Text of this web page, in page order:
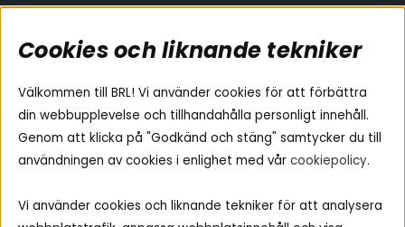
Områden
Billjud
Hemmaljud
Medarbetare
Vad passar i min bil
Yamaha Musiccast
Ljud till A-traktorn
Ljud till båten
Följ oss
Instagram
Facebook
Youtube
Cookies och liknande tekniker
Välkommen till BRL! Vi använder cookies för att förbättra
din webbupplevelse och tillhandahålla personligt innehåll.
Genom att klicka på "Godkänd och stäng" samtycker du till
användningen av cookies i enlighet med vår cookiepolicy.
Vi använder cookies och liknande tekniker för att analysera